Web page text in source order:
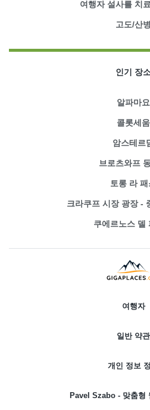
여행자 설사를 치
고도/산병
인기 장
알파마요
콜롯세움
암스테르
브로츠와프
토롱 라 패
크라쿠프 시장 광장 -
쿠에르노스 델
여행자
일반 약관
개인 정보
Pavel Szabo - 맞춤형